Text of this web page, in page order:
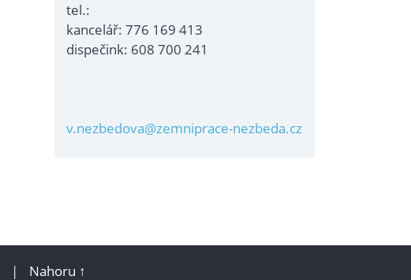
tel.:
kancelář: 776 169 413
dispečink: 608 700 241
v.nezbedova@zemniprace-nezbeda.cz
| Nahoru ↑